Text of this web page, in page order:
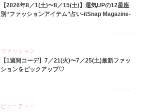
【2026年8／1(土)〜8／15(土)】運気UPの12星座
別“ファッションアイテム”占い-itSnap Magazine-
ファッション
【1週間コーデ】7／21(火)〜7／25(土)最新ファッ
ションをピックアップ♡
ビューティー